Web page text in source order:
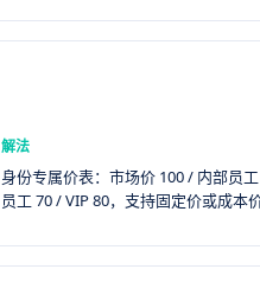
解法
身份专属价表：市场价 100 / 内部员
员工 70 / VIP 80，支持固定价或成本